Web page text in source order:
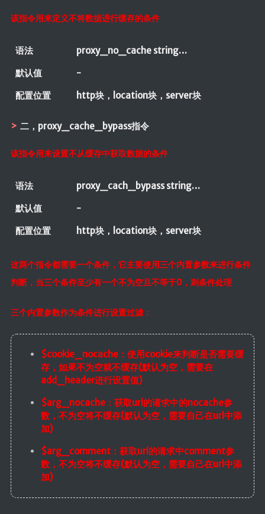
该指令用来定义不将数据进行缓存的条件
语法
proxy_no_cache string…
默认值
-
配置位置
http块，location块，server块
二，proxy_cache_bypass指令
该指令用来设置不从缓存中获取数据的条件
语法
proxy_cach_bypass string…
默认值
-
配置位置
http块，location块，server块
这两个指令都需要一个条件，它主要使用三个内置参数来进行条件
判断，当三个条件至少有一个不为空且不等于0，则条件处理
三个内置参数作为条件进行设置过滤：
$cookie_nocache：使用cookie来判断是否需要缓
存，如果不为空就不缓存(默认为空，需要在
add_header进行设置值)
$arg_nocache：获取url的请求中的nocache参
数，不为空将不缓存(默认为空，需要自己在url中添
加)
$arg_comment：获取url的请求中comment参
数，不为空将不缓存(默认为空，需要自己在url中添
加)